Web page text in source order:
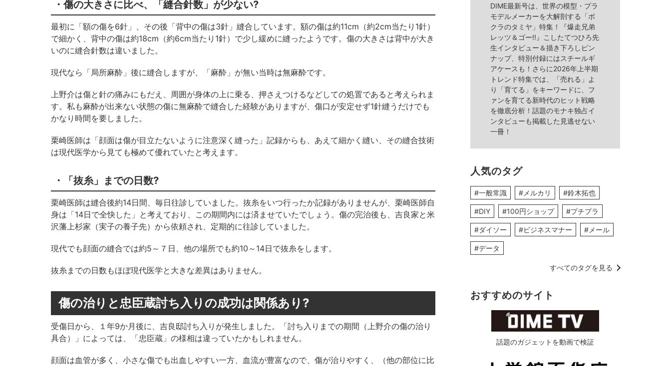
・傷の大きさに比べ、「縫合針数」が少ない?
最初に「額の傷を6針」、その後「背中の傷は3針」縫合しています。額の傷は約11cm（約2cm当たり1針）
で細かく、背中の傷は約18cm（約6cm当たり1針）で少し緩めに縫ったようです。傷の大きさは背中が大き
いのに縫合針数は違いました。
現代なら「局所麻酔」後に縫合しますが、「麻酔」が無い当時は無麻酔です。
上野介は傷と針の痛みにもだえ、周囲が身体の上に乗る、押さえつけるなどしての処置であると考えられま
す。私も麻酔が出来ない状態の傷に無麻酔で縫合した経験がありますが、傷口が安定せず1針縫うだけでも
かなり時間を要しました。
栗崎医師は「顔面は傷が目立たないように注意深く縫った」記録からも、あえて細かく縫い、その縫合技術
は現代医学から見ても極めて優れていたと考えます。
・「抜糸」までの日数?
栗崎医師は縫合後約14日間、毎日往診していました。抜糸をいつ行ったか記録がありませんが、栗崎医師自
身は「14日で全快した」と考えており、この期間内には済ませていたでしょう。傷の完治後も、吉良家と米
沢藩上杉家（実子の養子先）から依頼され、定期的に往診していました。
現代でも顔面の縫合では約5～７日、他の場所でも約10～14日で抜糸をします。
抜糸までの日数もほぼ現代医学と大きな差異はありません。
傷の治りと忠臣蔵討ち入りの成功は関係あり?
受傷日から、１年9か月後に、吉良邸討ち入りが発生しました。「討ち入りまでの期間（上野介の傷の治り
具合）」によっては、「忠臣蔵」の様相は違っていたかもしれません。
顔面は血管が多く、小さな傷でも出血しやすい一方、血流が豊富なので、傷が治りやすく、（他の部位に比
DIME最新号は、世界の模型・プラ
モデルメーカーを大解剖する「ボ
クラのタミヤ」特集！『爆走兄弟
レッツ＆ゴー!!』こしたてつひろ先
生インタビュー＆描き下ろしピン
ナップ、特別付録にはスチールギ
アケースも！さらに2026年上半期
トレンド特集では、「売れる」よ
り「育てる」をキーワードに、フ
ァンを育てる新時代のヒット戦略
を徹底分析！話題のモナキ独占イ
ンタビューも掲載した見逃せない
一冊！
人気のタグ
#一般常識 #メルカリ #鈴木拓也
#DIY #100円ショップ #プチプラ
#ダイソー #ビジネスマナー #メール
#データ
すべてのタグを見る
おすすめのサイト
話題のガジェットを動画で検証